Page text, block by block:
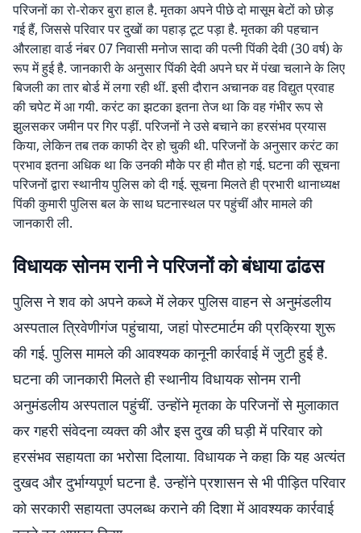
परिजनों का रो-रोकर बुरा हाल है. मृतका अपने पीछे दो मासूम बेटों को छोड़
गई हैं, जिससे परिवार पर दुखों का पहाड़ टूट पड़ा है. मृतका की पहचान
औरलाहा वार्ड नंबर 07 निवासी मनोज सादा की पत्नी पिंकी देवी (30 वर्ष) के
रूप में हुई है. जानकारी के अनुसार पिंकी देवी अपने घर में पंखा चलाने के लिए
बिजली का तार बोर्ड में लगा रही थीं. इसी दौरान अचानक वह विद्युत प्रवाह
की चपेट में आ गयी. करंट का झटका इतना तेज था कि वह गंभीर रूप से
झुलसकर जमीन पर गिर पड़ीं. परिजनों ने उसे बचाने का हरसंभव प्रयास
किया, लेकिन तब तक काफी देर हो चुकी थी. परिजनों के अनुसार करंट का
प्रभाव इतना अधिक था कि उनकी मौके पर ही मौत हो गई. घटना की सूचना
परिजनों द्वारा स्थानीय पुलिस को दी गई. सूचना मिलते ही प्रभारी थानाध्यक्ष
पिंकी कुमारी पुलिस बल के साथ घटनास्थल पर पहुंचीं और मामले की
जानकारी ली.
विधायक सोनम रानी ने परिजनों को बंधाया ढांढस
पुलिस ने शव को अपने कब्जे में लेकर पुलिस वाहन से अनुमंडलीय
अस्पताल त्रिवेणीगंज पहुंचाया, जहां पोस्टमार्टम की प्रक्रिया शुरू
की गई. पुलिस मामले की आवश्यक कानूनी कार्रवाई में जुटी हुई है.
घटना की जानकारी मिलते ही स्थानीय विधायक सोनम रानी
अनुमंडलीय अस्पताल पहुंचीं. उन्होंने मृतका के परिजनों से मुलाकात
कर गहरी संवेदना व्यक्त की और इस दुख की घड़ी में परिवार को
हरसंभव सहायता का भरोसा दिलाया. विधायक ने कहा कि यह अत्यंत
दुखद और दुर्भाग्यपूर्ण घटना है. उन्होंने प्रशासन से भी पीड़ित परिवार
को सरकारी सहायता उपलब्ध कराने की दिशा में आवश्यक कार्रवाई